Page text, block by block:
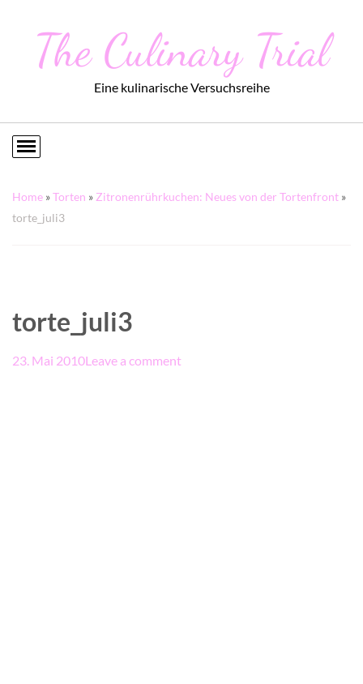
The Culinary Trial
Eine kulinarische Versuchsreihe
Home »Torten » Zitronenrührkuchen: Neues von der Tortenfront »
torte_juli3
torte_juli3
23. Mai 2010Leave a comment